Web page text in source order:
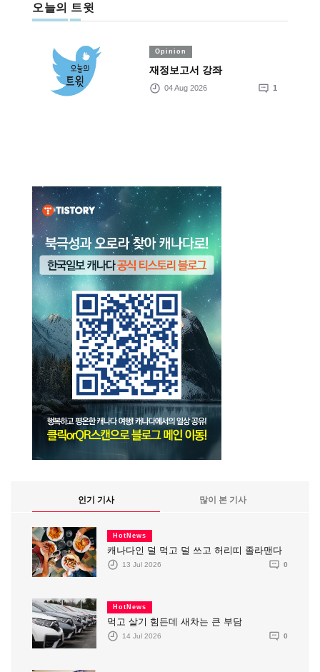
오늘의 트윗
Opinion
재정보고서 강좌
04 Aug 2026 1
인기 기사 많이 본 기사
HotNews
캐나다인 덜 먹고 덜 쓰고 허리띠 졸라맨다
13 Jul 2026 0
HotNews
먹고 살기 힘든데 새차는 큰 부담
14 Jul 2026 0